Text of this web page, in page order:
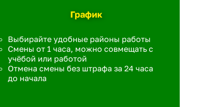
График
Выбирайте удобные районы работы
Смены от 1 часа, можно совмещать с
учёбой или работой
Отмена смены без штрафа за 24 часа
до начала